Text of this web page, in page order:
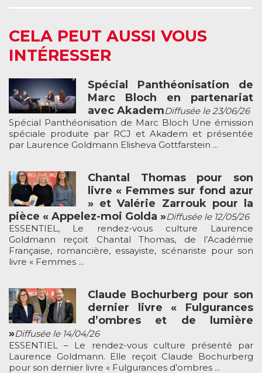
CELA PEUT AUSSI VOUS
INTÉRESSER
Spécial Panthéonisation de
Marc Bloch en partenariat
avec AkademDiffusée le 23/06/26
Spécial Panthéonisation de Marc Bloch Une émission
spéciale produite par RCJ et Akadem et présentée
par Laurence Goldmann Elisheva Gottfarstein ...
Chantal Thomas pour son
livre « Femmes sur fond azur
» et Valérie Zarrouk pour la
pièce « Appelez-moi Golda »Diffusée le 12/05/26
ESSENTIEL, Le rendez-vous culture Laurence
Goldmann reçoit Chantal Thomas, de l’Académie
Française, romancière, essayiste, scénariste pour son
livre « Femmes ...
Claude Bochurberg pour son
dernier livre « Fulgurances
d’ombres et de lumière
»Diffusée le 14/04/26
ESSENTIEL – Le rendez-vous culture présenté par
Laurence Goldmann. Elle reçoit Claude Bochurberg
pour son dernier livre « Fulgurances d’ombres ...